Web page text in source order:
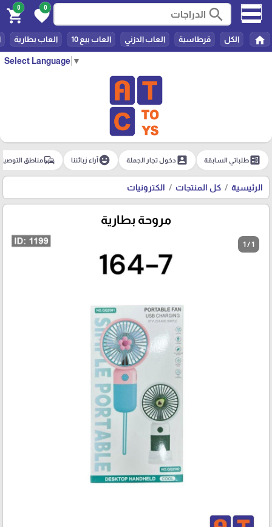
Select Language ▼
search
0
favorite
0
shopping_cart
home الكل قرطاسية العاب الدزني العاب بيع 10 العاب بطارية
ballotطلباتي السابقة account_boxدخول تجار الجملة emoji_emotionsآراء زبائننا commuteمناطق
الرئيسية كل المنتجات الكترونيات
مروحة بطارية
1 / 1